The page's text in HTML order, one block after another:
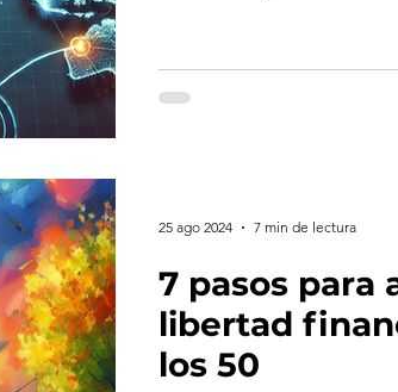
7 pasos para
libertad
los 50
25 ago 2024 7 min de lectura